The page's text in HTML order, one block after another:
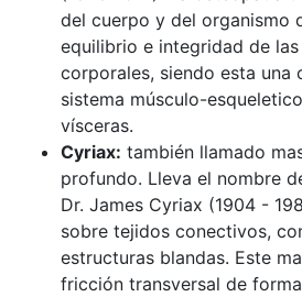
del cuerpo y del organismo
equilibrio e integridad de
corporales, siendo esta una
sistema músculo-
vísceras.
Cyriax: también llamado
profundo. Lleva el nombre
Dr. James Cyriax (1904 -
sobre tejidos conectivos,
estructuras blandas. Este
fricción transversal de